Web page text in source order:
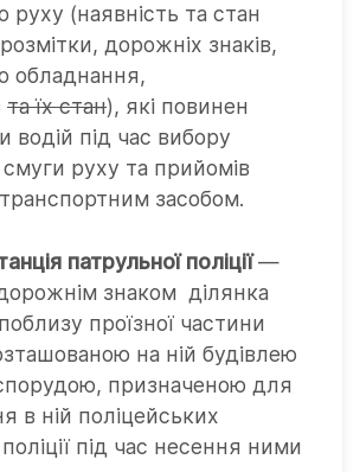
руху (наявність та стан
дорожніх знаків,
обладнання,
та їх стан), які повинен
водій під час вибору
руху та прийомів
засобом.
патрульної поліції—
знаком ділянка
проїзної частини
на ній будівлею
призначеною для
в ній поліцейських
під час несення ними